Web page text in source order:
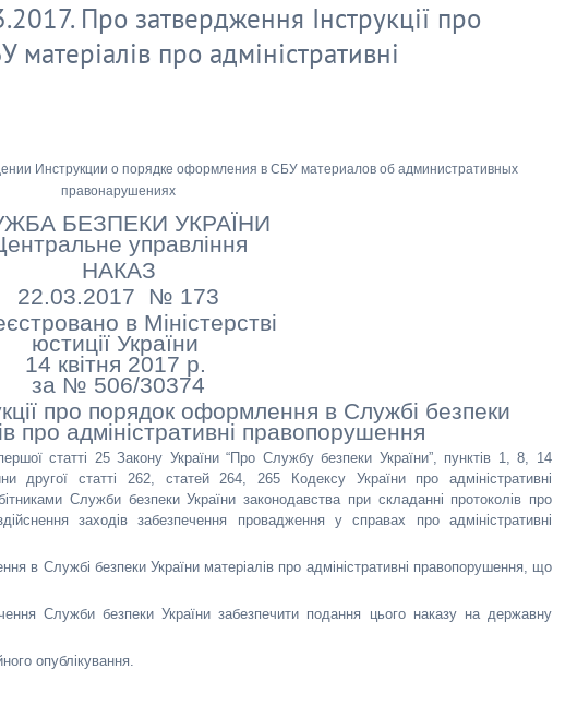
Про затвердження Інструкції про
про адміністративні
Инструкции о порядке оформления в СБУ материалов об административных
правонарушениях
БЕЗПЕКИ УКРАЇНИ
управління
НАКАЗ
22.03.2017 № 173
в Міністерстві
юстиції України
14 квітня 2017 р.
за № 506/30374
про порядок оформлення в Службі безпеки
про адміністративні правопорушення
статті 25 Закону України “Про Службу безпеки України”, пунктів 1, 8, 14
другої статті 262, статей 264, 265 Кодексу України про адміністративні
Служби безпеки України законодавства при складанні протоколів про
заходів забезпечення провадження у справах про адміністративні
в Службі безпеки України матеріалів про адміністративні правопорушення, що
Служби безпеки України забезпечити подання цього наказу на державну
опублікування.